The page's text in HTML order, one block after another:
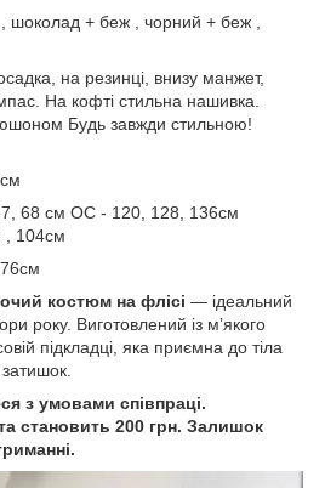
шоколад + беж , чорний + беж ,
на резинці, внизу манжет,
На кофті стильна нашивка.
Будь завжди стильною!
68 см ОС - 120, 128, 136см
, 104см
костюм на флісі — ідеальний
року. Виготовлений із м’якого
підкладці, яка приємна до тіла
з умовами співпраці.
становить 200 грн. Залишок